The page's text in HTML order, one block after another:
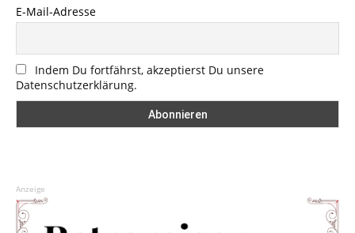
E-Mail-Adresse
Indem Du fortfährst, akzeptierst Du unsere
Datenschutzerklärung.
Anzeige